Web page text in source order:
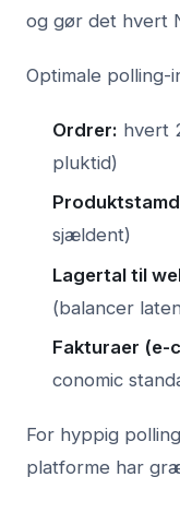
og gør det hvert
Optimale polling-
Ordrer: hvert
pluktid)
sjældent)
Lagertal til
(balancer
Fakturaer (e-
conomic
For hyppig
platforme har